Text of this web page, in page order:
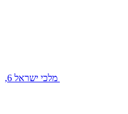
מלכי ישראל 6,